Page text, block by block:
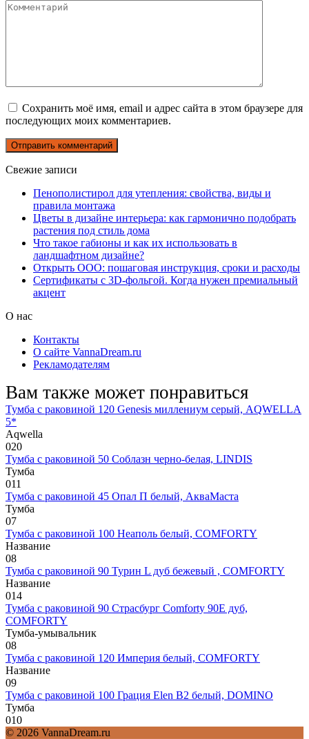
Сохранить моё имя, email и адрес сайта в этом браузере для
последующих моих комментариев.
Свежие записи
Пенополистирол для утепления: свойства, виды и
правила монтажа
Цветы в дизайне интерьера: как гармонично подобрать
растения под стиль дома
Что такое габионы и как их использовать в
ландшафтном дизайне?
Открыть ООО: пошаговая инструкция, сроки и расходы
Сертификаты с 3D-фольгой. Когда нужен премиальный
акцент
О нас
Контакты
О сайте VannaDream.ru
Рекламодателям
Вам также может понравиться
Тумба с раковиной 120 Genesis миллениум серый, AQWELLA
5*
Aqwella
020
Тумба с раковиной 50 Соблазн черно-белая, LINDIS
Тумба
011
Тумба с раковиной 45 Опал П белый, АкваМаста
Тумба
07
Тумба с раковиной 100 Неаполь белый, COMFORTY
Название
08
Тумба с раковиной 90 Турин L дуб бежевый , COMFORTY
Название
014
Тумба с раковиной 90 Страсбург Comforty 90E дуб,
COMFORTY
Тумба-умывальник
08
Тумба с раковиной 120 Империя белый, COMFORTY
Название
09
Тумба с раковиной 100 Грация Elen В2 белый, DOMINO
Тумба
010
© 2026 VannaDream.ru